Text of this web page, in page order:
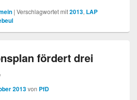
| Verschlagwortet mit2013, LAP
fördert drei
2013von PfD